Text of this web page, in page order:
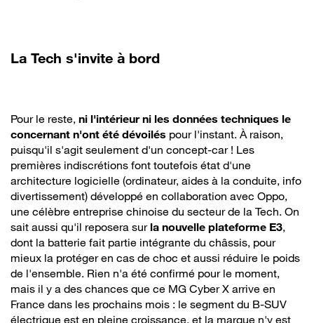
La Tech s'invite à bord
Pour le reste, ni l'intérieur ni les données techniques le
concernant n'ont été dévoilés pour l'instant. À raison,
puisqu'il s'agit seulement d'un concept-car ! Les
premières indiscrétions font toutefois état d'une
architecture logicielle (ordinateur, aides à la conduite, info
divertissement) développé en collaboration avec Oppo,
une célèbre entreprise chinoise du secteur de la Tech. On
sait aussi qu'il reposera sur la nouvelle plateforme E3,
dont la batterie fait partie intégrante du châssis, pour
mieux la protéger en cas de choc et aussi réduire le poids
de l'ensemble. Rien n'a été confirmé pour le moment,
mais il y a des chances que ce MG Cyber X arrive en
France dans les prochains mois : le segment du B-SUV
électrique est en pleine croissance, et la marque n'y est